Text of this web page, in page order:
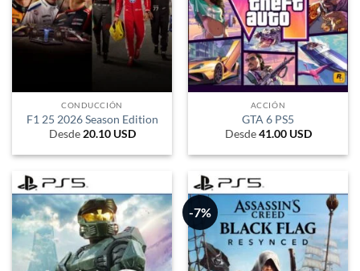
CONDUCCIÓN
F1 25 2026 Season Edition
Desde 20.10 USD
ACCIÓN
GTA 6 PS5
Desde41.00 USD
-7%